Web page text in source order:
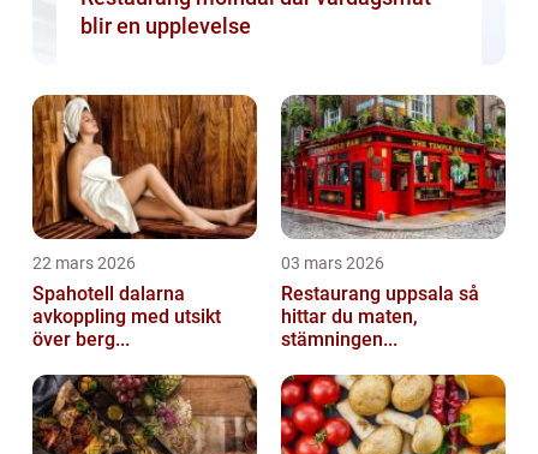
blir en upplevelse
22 mars 2026
Spahotell dalarna
avkoppling med utsikt
över berg...
03 mars 2026
Restaurang uppsala så
hittar du maten,
stämningen...